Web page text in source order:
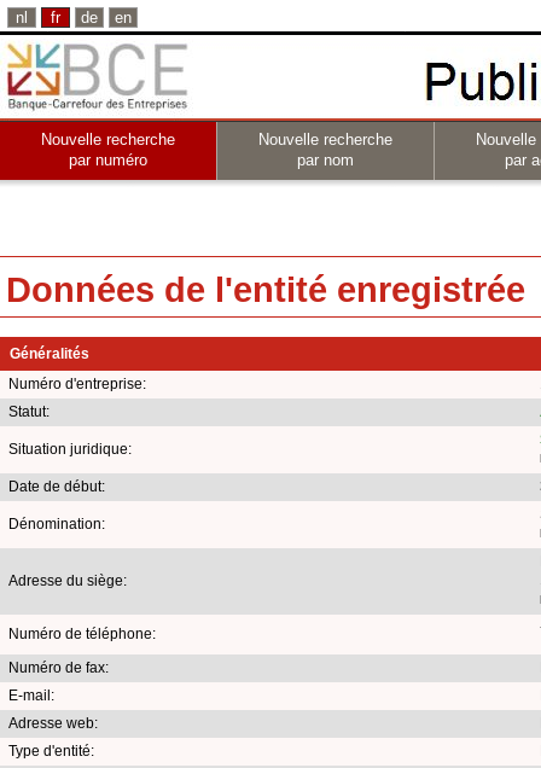
nl fr de en
Nouvelle recherche
par numéro
Nouvelle recherche
par nom
par
Données de l'entité enregistrée
Généralités
Numéro d'entreprise:
Statut:
Situation juridique:
Date de début:
Dénomination:
Adresse du siège:
Numéro de téléphone:
Numéro de fax:
E-mail:
Adresse web:
Type d'entité: